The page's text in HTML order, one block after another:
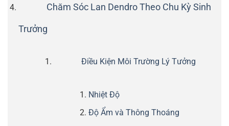
Chăm Sóc Lan Dendro Theo Chu Kỳ Sinh
Trưởng
Điều Kiện Môi Trường Lý Tưởng
Nhiệt Độ
Độ Ẩm và Thông Thoáng